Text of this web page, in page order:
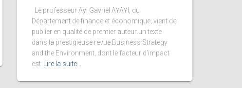
Le professeur Ayi Gavriel AYAYI, du
Département de finance et économique, vient de
publier en qualité de premier auteur un texte
dans la prestigieuse revue Business Strategy
and the Environment, dont le facteur d’impact
est
Lire la suite…